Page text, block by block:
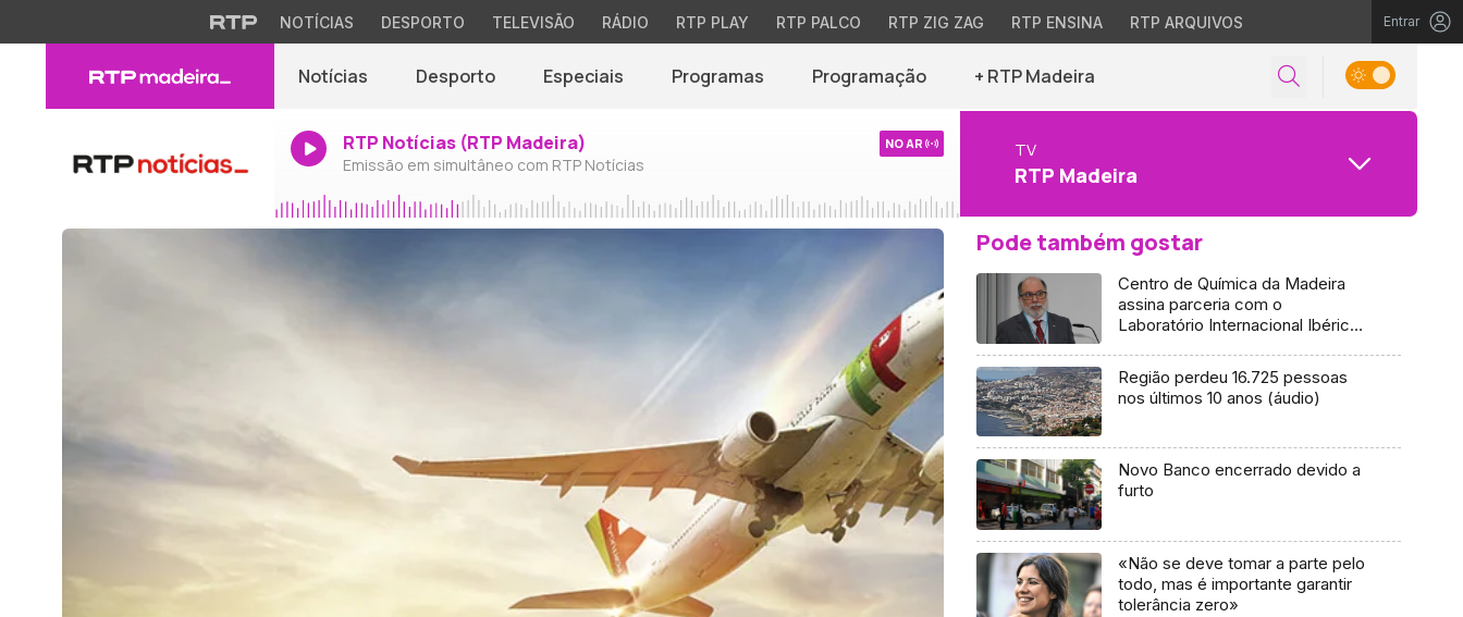
NOTÍCIAS DESPORTO TELEVISÃO RÁDIO RTP PLAY RTP PALCO RTP ZIG ZAG RTP ENSINA RTP ARQUIVOS Entrar
Notícias Desporto Especiais Programas Programação + RTP Madeira
RTP Notícias (RTP Madeira)
Emissão em simultâneo com RTP Notícias
NO AR TV
RTP Madeira
Pode também gostar
Centro de Química da Madeira
assina parceria com o
Laboratório Internacional Ibérico
Região perdeu 16.725 pessoas
nos últimos 10 anos (áudio)
Novo Banco encerrado devido a
furto
«Não se deve tomar a parte pelo
todo, mas é importante garantir
tolerância zero»